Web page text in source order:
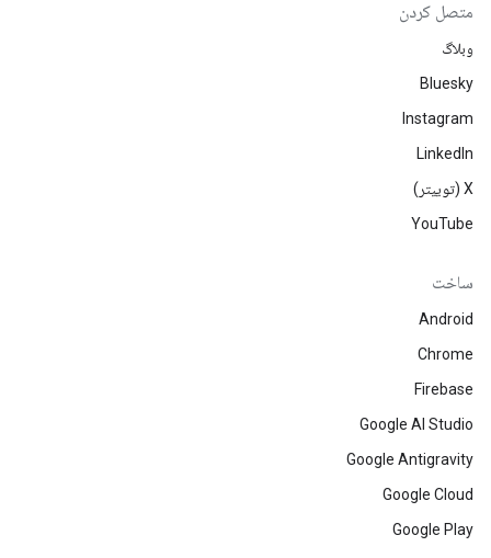
متصل کردن
وبلاگ
Bluesky
Instagram
LinkedIn
‫X (توییتر)
YouTube
ساخت
Android
Chrome
Firebase
Google AI Studio
Google Antigravity
Google Cloud
Google Play